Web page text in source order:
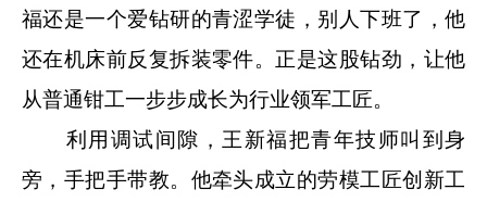
福还是一个爱钻研的青涩学徒，别人下班了，他
还在机床前反复拆装零件。正是这股钻劲，让他
从普通钳工一步步成长为行业领军工匠。
利用调试间隙，王新福把青年技师叫到身
旁，手把手带教。他牵头成立的劳模工匠创新工